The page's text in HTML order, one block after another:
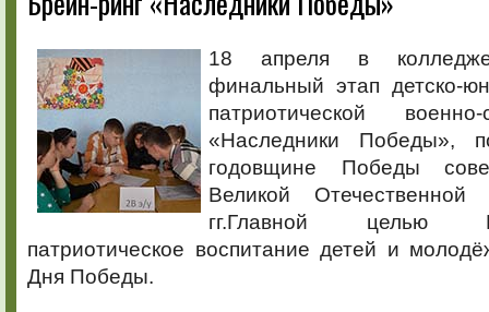
18 апреля в
финальный этап детско-
патриотической
«Наследники Победы»,
годовщине Победы
Великой
гг.Главной целью
патриотическое воспитание детей и
Дня Победы.